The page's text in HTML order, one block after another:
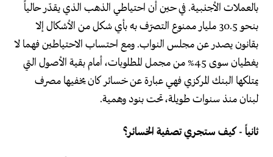
بالعملات الأجنبية. في حين أن احتياطي الذهب الذي يقدّر حالياً
بنحو 30.5 مليار ممنوع التصرّف به بأي شكل من الأشكال إلا
بقانون يصدر عن مجلس النواب. ومع احتساب الاحتياطين فهما لا
يغطيان سوى 45% من مجمل المطلوبات، أمام بقية الأصول التي
يمتلكها البنك المركزي فهي عبارة عن خسائر كان يخفيها مصرف
لبنان منذ سنوات طويلة، تحت بنود وهمية.
ثانياً - كيف ستجري تصفية الخسائر؟